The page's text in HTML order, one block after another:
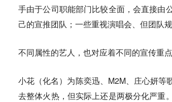
手由于公司职能部门比较全面，会直接由
己的宣推团队；一些重视演唱会、但团队
不同属性的艺人，也对应着不同的宣传重点
小花（化名）为陈奕迅、M2M、庄心妍
去整体火热，但实际上还是两极分化严重